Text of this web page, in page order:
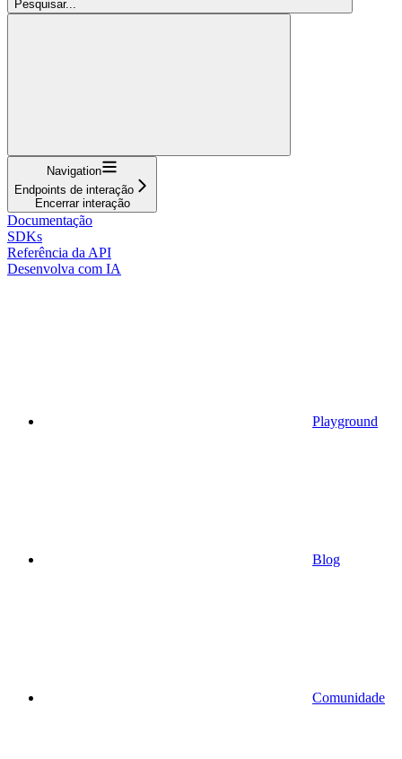
Pesquisar...
Navigation
Endpoints de interação
Encerrar interação
Documentação
SDKs
Referência da API
Desenvolva com IA
Playground
Blog
Comunidade